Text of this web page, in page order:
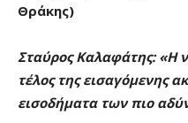
Θράκης)
Σταύρος Καλαφάτης: «Η
τέλος της εισαγόμενης
εισοδήματα των πιο